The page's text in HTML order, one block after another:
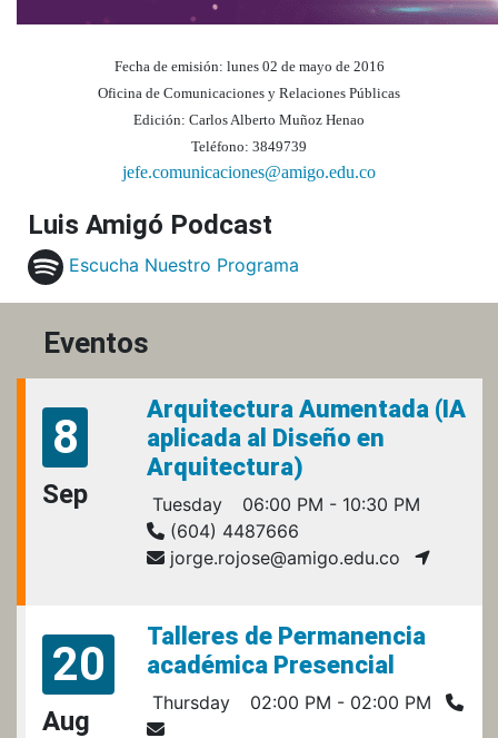
Fecha de emisión: lunes 02 de mayo de 2016
Oficina de Comunicaciones y Relaciones Públicas
Edición: Carlos Alberto Muñoz Henao
Teléfono: 3849739
jefe.comunicaciones@amigo.edu.co
Luis Amigó Podcast
Escucha Nuestro Programa
Eventos
8
Sep
Arquitectura Aumentada (IA
aplicada al Diseño en
Arquitectura)
Tuesday
06:00 PM - 10:30 PM
(604) 4487666
jorge.rojose@amigo.edu.co
20
Aug
Talleres de Permanencia
académica Presencial
Thursday 02:00 PM - 02:00 PM